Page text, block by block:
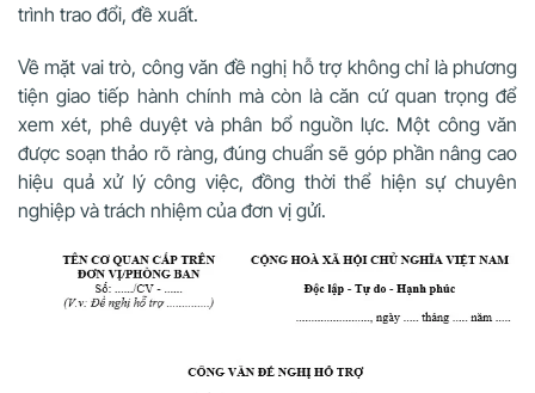
trình trao đổi, đề xuất.
Về mặt vai trò, công văn đề nghị hỗ trợ không chỉ là phương
tiện giao tiếp hành chính mà còn là căn cứ quan trọng để
xem xét, phê duyệt và phân bổ nguồn lực. Một công văn
được soạn thảo rõ ràng, đúng chuẩn sẽ góp phần nâng cao
hiệu quả xử lý công việc, đồng thời thể hiện sự chuyên
nghiệp và trách nhiệm của đơn vị gửi.